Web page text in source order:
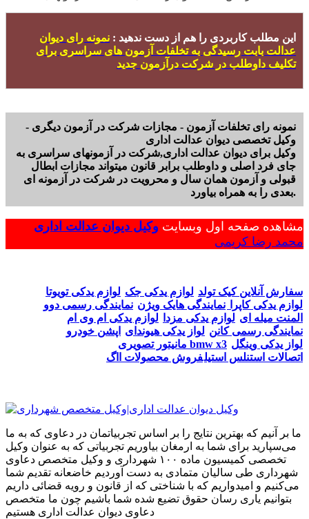
این مطلب کاربردی را هم از دست ندهید : نمونه رای دیوان
عدالت بابت رسیدگی به تخلفات آزمون های سراسری برای
تکلیف داوطلب در شرکت درآزمون جدید
نمونه رای تخلفات آزمون - مجازات شرکت در آزمون دیگری -
وکیل تخصصی دیوان عدالت اداری
وکیل برای دیوان عدالت اداری,شرکت در آزمونهای سراسری به
جای فرد اصلی و داوطلب برابر قانون میتواند مجازات ابطال
قبولی و آزمون همان سال و محرویت در شرکت در آزمونه ای
بعدی را به همراه بیاورد.
مشاهده صفحه اول وبسایت وکیل دیوان عدالت اداری
محمد رضا کریمی
سفارش آنلاین کیک تولد لوازم یدکی جک لوازم یدکی تویوتا
لوازم یدکی کاپرا
نمایندگی هایک ویژن نمایندگی رسمی دوو
المنت میله ای لوازم یدکی مزدا
لوازم یدکی ام وی ام
نمایندگی رسمی کانن لواز یدکی هیوندای
اپشن خودرو
مانیتور تصویری bmw x3 لواز یدکی وینگل
اتصالات استنلس استیلفروش محصولات ااگ
ما بر آنیم که بهترین نتایج را بر اساس تجربیاتمان در دعاوی که به ما
می‌سپارید برای شما به ارمغان بیاوریم تجربیاتی که به عنوان وکیل
تخصصی کمیسیون ماده ۱۰۰ شهرداری و وکیل متخصص دعاوی
شهرداری طی سالیان متمادی به دست آوردیم خاضعانه تقدیم شما
می‌کنیم و امیدواریم که با شناختی که از قانون و رویه قضائی داریم
بتوانیم یاری رسان حقوق تضیع شده شما باشیم چون ما متخصص
دعاوی دیوان عدالت اداری هستیم